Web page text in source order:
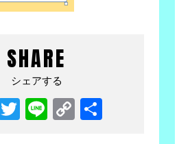
SHARE
シェアする
Facebook
Twitter
LineCopy